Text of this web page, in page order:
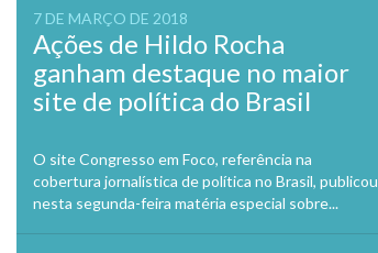
7 DE MARÇO DE 2018
Ações de Hildo Rocha
ganham destaque no maior
site de política do Brasil
O site Congresso em Foco, referência na
cobertura jornalística de política no Brasil, publicou
nesta segunda-feira matéria especial sobre...